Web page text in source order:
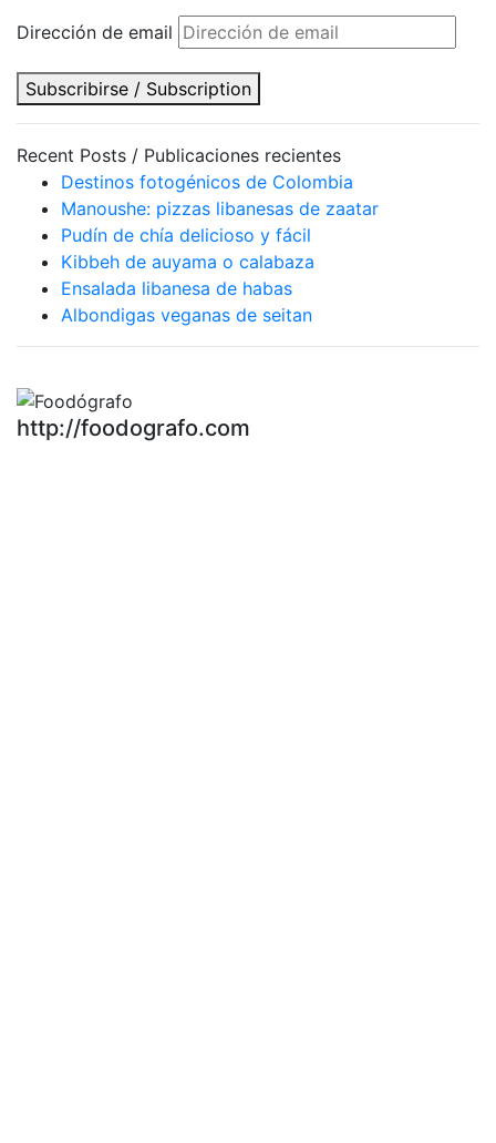
Dirección de email
Subscribirse / Subscription
Recent Posts / Publicaciones recientes
Destinos fotogénicos de Colombia
Manoushe: pizzas libanesas de zaatar
Pudín de chía delicioso y fácil
Kibbeh de auyama o calabaza
Ensalada libanesa de habas
Albondigas veganas de seitan
http://foodografo.com